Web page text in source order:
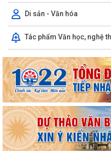
Di sản - Văn hóa
Tác phẩm Văn học, nghệ
Kiến tạo “Thế” quốc gia: Bước
trong kỷ nguyên mới
PHÁT HUY GIÁ TRỊ CÁC DI TÍCH
PHƯỜNG TRẦN NHÂN TÔNG,
Phường Trần Nhân Tông tham
thành phố tháng 7/2026
Lãnh đạo phường kiểm tra các